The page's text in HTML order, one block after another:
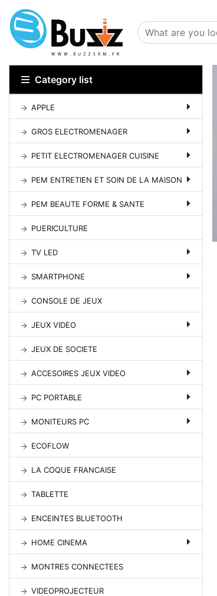
Category list
APPLE
GROS ELECTROMENAGER
PETIT ELECTROMENAGER CUISINE
PEM ENTRETIEN ET SOIN DE LA MAISON
PEM BEAUTE FORME & SANTE
PUERICULTURE
TV LED
SMARTPHONE
CONSOLE DE JEUX
JEUX VIDEO
JEUX DE SOCIETE
ACCESOIRES JEUX VIDEO
PC PORTABLE
MONITEURS PC
ECOFLOW
LA COQUE FRANCAISE
TABLETTE
ENCEINTES BLUETOOTH
HOME CINEMA
MONTRES CONNECTEES
VIDEOPROJECTEUR